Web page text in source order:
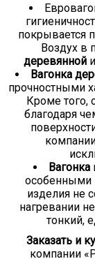
покрывается
Воздух в
деревянной
Вагонка
прочностными
Кроме того,
благодаря
Вагонка
особенными
изделия не
нагревании
тонкий,
Заказать и
компании